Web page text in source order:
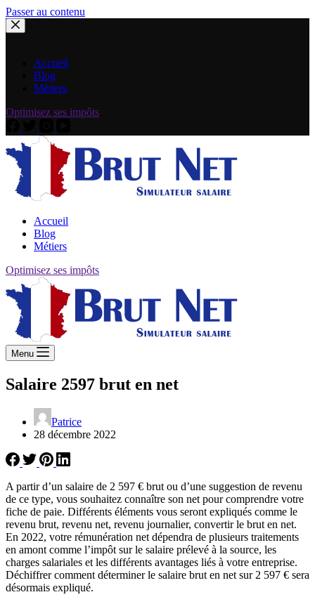
Passer au contenu
Accueil
Blog
Métiers
Optimisez ses impôts
Accueil
Blog
Métiers
Optimisez ses impôts
Menu
Salaire 2597 brut en net
Patrice
28 décembre 2022
A partir d’un salaire de 2 597 € brut ou d’une suggestion de revenu
de ce type, vous souhaitez connaître son net pour comprendre votre
fiche de paie. Différents éléments vous seront expliqués comme le
revenu brut, revenu net, revenu journalier, convertir le brut en net.
En 2022, votre rémunération net dépendra de plusieurs traitements
en amont comme l’impôt sur le salaire prélevé à la source, les
charges salariales et les différents avantages liés à votre entreprise.
Déchiffrer comment déterminer le salaire brut en net sur 2 597 € sera
désormais expliqué.